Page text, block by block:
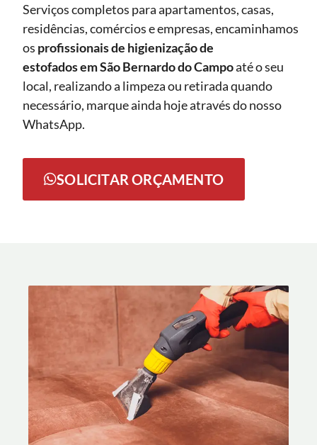
Serviços completos para apartamentos, casas,
residências, comércios e empresas, encaminhamos
os profissionais de higienização de
estofados em São Bernardo do Campoaté o seu
local, realizando a limpeza ou retirada quando
necessário, marque ainda hoje através do nosso
WhatsApp.
SOLICITAR ORÇAMENTO